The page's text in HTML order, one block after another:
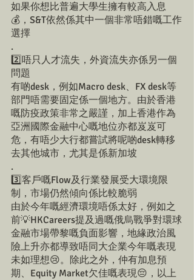
如果你想比普遍大學生擁有較高入息
💰，S&T依然係其中一個非常唔錯嘅工作
選擇
.
2️⃣唔只人才流失，外資流失亦係另一個
問題
有啲desk，例如Macro desk、FX desk等
部門唔需要固定係一個地方。由於香港
嘅防疫政策非常之嚴謹，加上香港作為
亞洲國際金融中心嘅地位亦都岌岌可
危，有唔少大行都嘗試將呢啲desk轉移
去其他城市，尤其是係新加坡
.
3️⃣客戶嘅Flow及行業發展受大環境限
制，市場仍然傾向係比較脆弱
由於今年嘅經濟環境唔係太好，例如之
前💡HKCareers提及過嘅俄烏戰爭對​​環球
金融市場帶黎嘅負面影響，地緣政治風
險上升亦都導致唔同大企業今年嘅表現
未如理想😢。除此之外，仲有加息預
期、Equity Market欠佳嘅表現😔，以上